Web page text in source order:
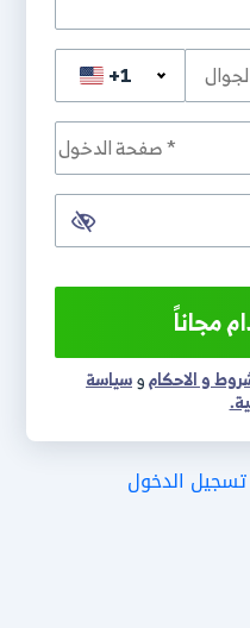
تسجيل الدخول
+1
مجاناً
و الاحكاموسياسة